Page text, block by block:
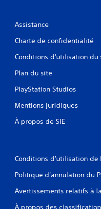
Assistance
Charte de confidentialité
Conditions d'utilisation du
Plan du site
PlayStation Studios
Mentions juridiques
À propos de SIE
Conditions d'utilisation de
Politique d'annulation du
Avertissements relatifs à
À propos des